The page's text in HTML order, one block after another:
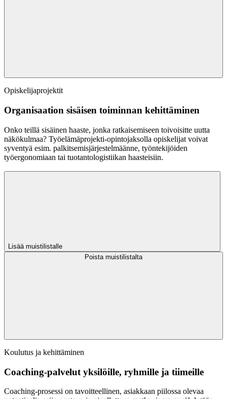
Opiskelijaprojektit
Organisaation sisäisen toiminnan kehittäminen
Onko teillä sisäinen haaste, jonka ratkaisemiseen toivoisitte uutta
näkökulmaa? Työelämäprojekti-opintojaksolla opiskelijat voivat
syventyä esim. palkitsemisjärjestelmäänne, työntekijöiden
työergonomiaan tai tuotantologistiikan haasteisiin.
Lisää muistilistalle
Poista muistilistalta
Koulutus ja kehittäminen
Coaching-palvelut yksilöille, ryhmille ja tiimeille
Coaching-prosessi on tavoitteellinen, asiakkaan piilossa olevaa